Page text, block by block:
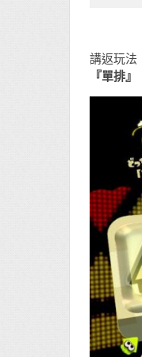
講返玩法
『單排』